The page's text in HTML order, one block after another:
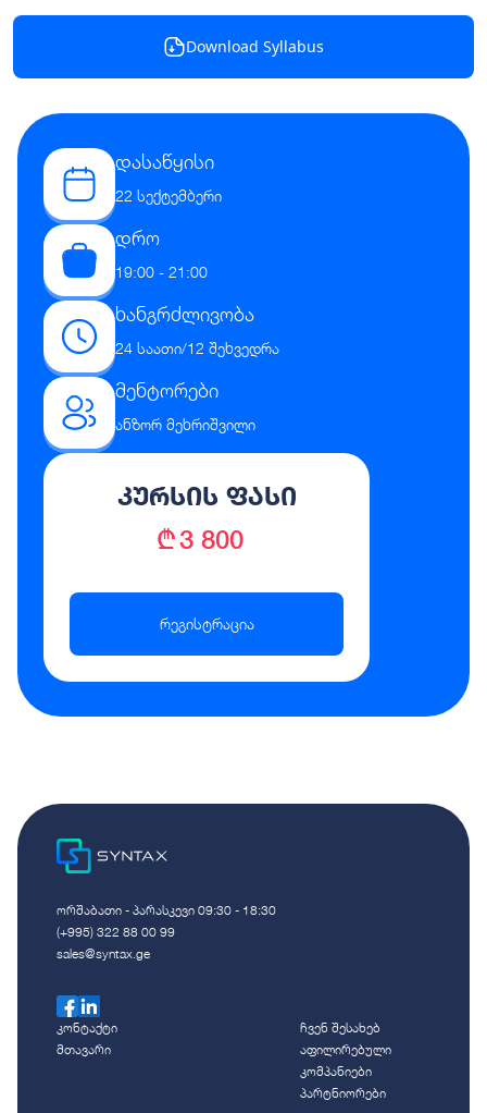
Download Syllabus
დასაწყისი
22 სექტემბერი
დრო
19:00 - 21:00
ხანგრძლივობა
24 საათი/12 შეხვედრა
მენტორები
ანზორ მეხრიშვილი
კურსის ფასი
₾ 3 800
რეგისტრაცია
ორშაბათი - პარასკევი 09:30 - 18:30
(+995) 322 88 00 99
sales@syntax.ge
კონტაქტი
მთავარი
ჩვენ შესახებ
აფილირებული
კომპანიები
პარტნიორები